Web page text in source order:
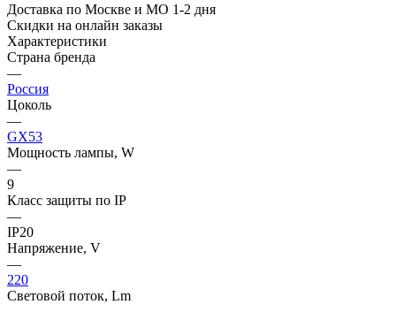
Доставка по Москве и МО 1-2 дня
Скидки на онлайн заказы
Характеристики
Страна бренда
—
Россия
Цоколь
—
GX53
Мощность лампы, W
—
9
Класс защиты по IP
—
IP20
Напряжение, V
—
220
Световой поток, Lm